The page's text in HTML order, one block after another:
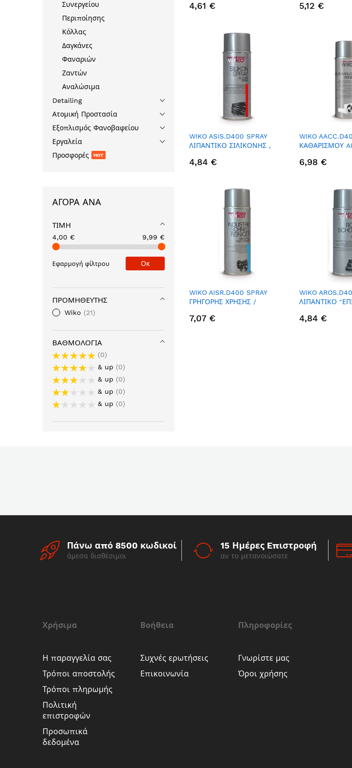
4,61 €
AC:COBRA) ,
5,12 €
WIKO ASIS.D400 SPRAY
ΛΙΠΑΝΤΙΚΟ ΣΙΛΙΚΟΝΗΣ ,
4,84 €
WIKO
ΚΑΘΑΡΙΣΜΟΥ
ΠΡΟΕΚΤΑΣΗ
6,98 €
WIKO AISR.D400 SPRAY
ΓΡΗΓΟΡΗΣ ΧΡΗΣΗΣ /
400ML
7,07 €
WIKO
ΛΙΠΑΝΤΙΚΟ
4,84 €
Συνεργείου
Περιποίησης
Κόλλας
Δαγκάνες
Φαναριών
Ζαντών
Αναλώσιμα
Detailing
Ατομική Προστασία
Εξοπλισμός Φανοβαφείου
Εργαλεία
Προσφορές
HOT
ΑΓΟΡΆ ΑΝΆ
ΤΙΜΉ
4,00 € 9,99 €
Εφαρμογή φίλτρου Οκ
ΠΡΟΜΗΘΕΥΤΉΣ
Wiko 21
ΒΑΘΜΟΛΟΓΊΑ
0
& up
0
& up
0
& up
0
& up
0
Πάνω από 8500 κωδικοί
άμεσα διαθέσιμοι
15 Ημέρες Eπιστροφή
αν το μετανοιώσατε
Χρήσιμα
Η παραγγελία σας
Τρόποι αποστολής
Τρόποι πληρωμής
Πολιτική
επιστροφών
Προσωπικά
δεδομένα
Βοήθεια
Συχνές ερωτήσεις
Επικοινωνία
Πληροφορίες
Γνωρίστε μας
Όροι χρήσης